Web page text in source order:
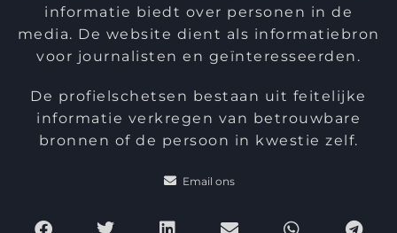
informatie biedt over personen in de
media. De website dient als informatiebron
voor journalisten en geïnteresseerden.
De profielschetsen bestaan uit feitelijke
informatie verkregen van betrouwbare
bronnen of de persoon in kwestie zelf.
Email ons